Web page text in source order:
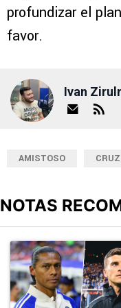
profundizar el
favor.
Ivan
AMISTOSO
NOTAS
Un artículo de